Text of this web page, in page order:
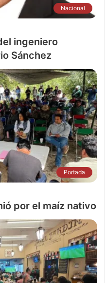
Nacional
ingeniero
Sánchez
Portada
por el maíz nativo